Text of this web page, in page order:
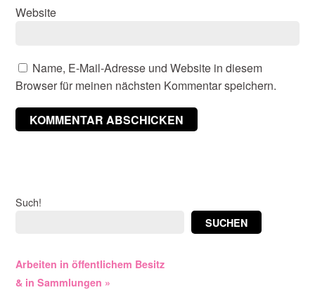
Website
Name, E-Mail-Adresse und Website in diesem
Browser für meinen nächsten Kommentar speichern.
Such!
SUCHEN
Arbeiten in öffentlichem Besitz
& in Sammlungen »